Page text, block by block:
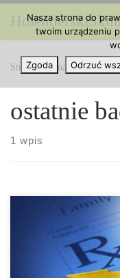
Przejdź do treści
Strona główna » ostatnie
ostatnie
1 wpis
Wyborcy na Florydzie
dotyczące medycznej
jej przez 71%
Nasza strona do
twoim urządzeniu
Zgoda
Odrzuć